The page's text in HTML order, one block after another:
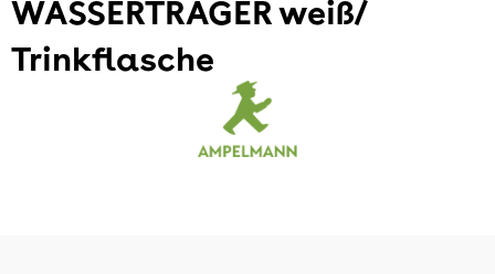
WASSERTRÄGER weiß/
Trinkflasche